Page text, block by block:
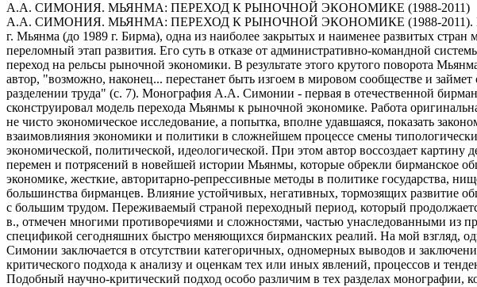
А.А. СИМОНИЯ. МЬЯНМА: ПЕРЕХОД К РЫНОЧНОЙ ЭКОНОМИКЕ (1988-2011)
А.А. СИМОНИЯ. МЬЯНМА: ПЕРЕХОД К РЫНОЧНОЙ ЭКОНОМИКЕ (1988-2011). М.:
г. Мьянма (до 1989 г. Бирма), одна из наиболее закрытых и наименее развитых стран
переломный этап развития. Его суть в отказе от административно-командной
переход на рельсы рыночной экономики. В результате этого крутого поворота
автор, "возможно, наконец... перестанет быть изгоем в мировом сообществе и
разделении труда" (с. 7). Монография А.А. Симонии - первая в отечественной
сконструировал модель перехода Мьянмы к рыночной экономике. Работа
не чисто экономическое исследование, а попытка, вполне удавшаяся, показать
взаимовлияния экономики и политики в сложнейшем процессе смены
экономической, политической, идеологической. При этом автор воссоздает картину
перемен и потрясений в новейшей истории Мьянмы, которые обрекли бирманское
экономике, жесткие, авторитарно-репрессивные методы в политике государства,
большинства бирманцев. Влияние устойчивых, негативных, тормозящих развитие
с большим трудом. Переживаемый страной переходный период, который
в., отмечен многими противоречиями и сложностями, частью унаследованными из
спецификой сегодняшних быстро меняющихся бирманских реалий. На мой взгляд,
Симонии заключается в отсутствии категоричных, одномерных выводов и
критического подхода к анализу и оценкам тех или иных явлений, процессов и
Подобный научно-критический подход особо различим в тех разделах монографии,